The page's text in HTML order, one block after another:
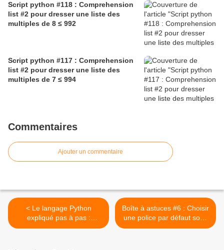
Script python #118 : Comprehension
list #2 pour dresser une liste des
multiples de 8 ≤ 992
Script python #117 : Comprehension
list #2 pour dresser une liste des
multiples de 7 ≤ 994
Commentaires
Ajouter un commentaire
< Le langage Python
expliqué pas à pas :
L’essentiel à retenir sur les
Boîte à astuces #6 : Choisir
une police par défaut sous
Word >